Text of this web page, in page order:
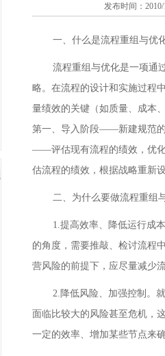
发布时间：
一、什么是流程重组与优
流程重组与优化是一项通
略。在流程的设计和实施过程
量绩效的关键（如质量、成本
第一、导入阶段——新建规范
——评估现有流程的绩效，优
估流程的绩效，根据战略重新
二、为什么要做流程重组
1.提高效率、降低运行成
的角度，需要推敲、检讨流程
营风险的前提下，应尽量减少
2.降低风险、加强控制。
面临比较大的风险甚至危机，
一定的效率、增加某些节点来